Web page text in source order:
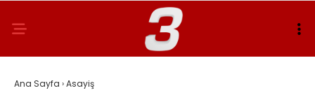
Ana Sayfa ›Asayiş